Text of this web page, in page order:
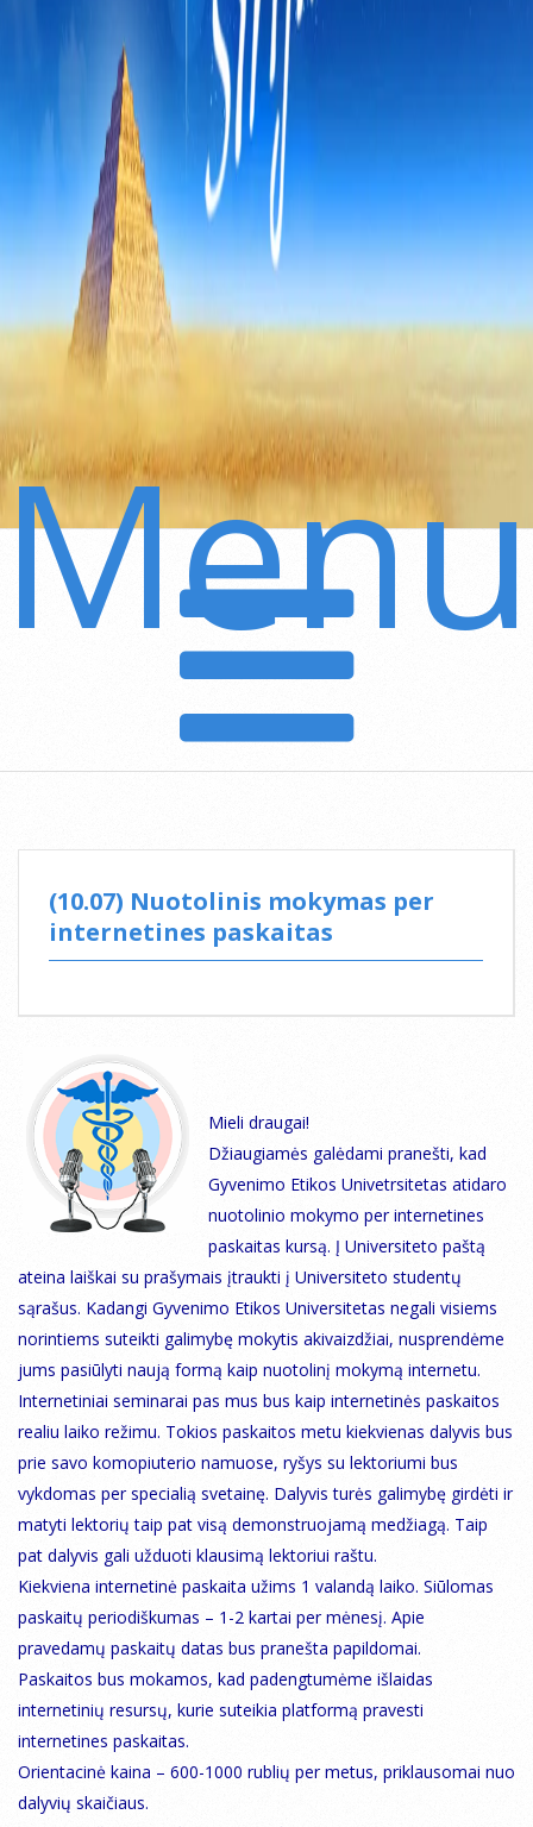
Secondary
Navigation
Menu
(10.07) Nuotolinis mokymas per
internetines paskaitas
Mieli draugai!
Džiaugiamės galėdami pranešti, kad
Gyvenimo Etikos Univetrsitetas atidaro
nuotolinio mokymo per internetines
paskaitas kursą. Į Universiteto paštą
ateina laiškai su prašymais įtraukti į Universiteto studentų
sąrašus. Kadangi Gyvenimo Etikos Universitetas negali visiems
norintiems suteikti galimybę mokytis akivaizdžiai, nusprendėme
jums pasiūlyti naują formą kaip nuotolinį mokymą internetu.
Internetiniai seminarai pas mus bus kaip internetinės paskaitos
realiu laiko režimu. Tokios paskaitos metu kiekvienas dalyvis bus
prie savo komopiuterio namuose, ryšys su lektoriumi bus
vykdomas per specialią svetainę. Dalyvis turės galimybę girdėti ir
matyti lektorių taip pat visą demonstruojamą medžiagą. Taip
pat dalyvis gali užduoti klausimą lektoriui raštu.
Kiekviena internetinė paskaita užims 1 valandą laiko. Siūlomas
paskaitų periodiškumas – 1-2 kartai per mėnesį. Apie
pravedamų paskaitų datas bus pranešta papildomai.
Paskaitos bus mokamos, kad padengtumėme išlaidas
internetinių resursų, kurie suteikia platformą pravesti
internetines paskaitas.
Orientacinė kaina – 600-1000 rublių per metus, priklausomai nuo
dalyvių skaičiaus.